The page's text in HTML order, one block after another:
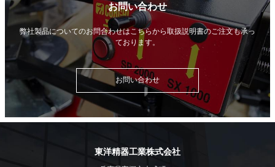
お問い合わせ
弊社製品についてのお問合わせはこちらから取扱説明書のご注文も承っ
ております。
お問い合わせ
東洋精器工業株式会社